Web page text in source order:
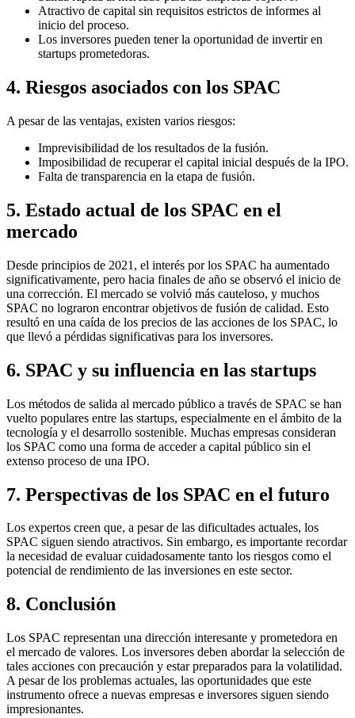
Atractivo de capital sin requisitos estrictos de informes al
inicio del proceso.
Los inversores pueden tener la oportunidad de invertir en
startups prometedoras.
4. Riesgos asociados con los SPAC
A pesar de las ventajas, existen varios riesgos:
Imprevisibilidad de los resultados de la fusión.
Imposibilidad de recuperar el capital inicial después de la IPO.
Falta de transparencia en la etapa de fusión.
5. Estado actual de los SPAC en el
mercado
Desde principios de 2021, el interés por los SPAC ha aumentado
significativamente, pero hacia finales de año se observó el inicio de
una corrección. El mercado se volvió más cauteloso, y muchos
SPAC no lograron encontrar objetivos de fusión de calidad. Esto
resultó en una caída de los precios de las acciones de los SPAC, lo
que llevó a pérdidas significativas para los inversores.
6. SPAC y su influencia en las startups
Los métodos de salida al mercado público a través de SPAC se han
vuelto populares entre las startups, especialmente en el ámbito de la
tecnología y el desarrollo sostenible. Muchas empresas consideran
los SPAC como una forma de acceder a capital público sin el
extenso proceso de una IPO.
7. Perspectivas de los SPAC en el futuro
Los expertos creen que, a pesar de las dificultades actuales, los
SPAC siguen siendo atractivos. Sin embargo, es importante recordar
la necesidad de evaluar cuidadosamente tanto los riesgos como el
potencial de rendimiento de las inversiones en este sector.
8. Conclusión
Los SPAC representan una dirección interesante y prometedora en
el mercado de valores. Los inversores deben abordar la selección de
tales acciones con precaución y estar preparados para la volatilidad.
A pesar de los problemas actuales, las oportunidades que este
instrumento ofrece a nuevas empresas e inversores siguen siendo
impresionantes.